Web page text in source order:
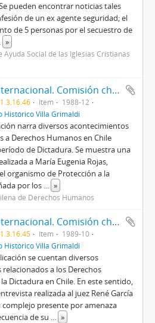
pueden encontrar noticias tales
de un ex agente seguridad; el
de 5 personas por el secuestro de
»
Ayuda Social de las Iglesias Cristianas
Boletín Internacional. Comisión chilena de derechos humanos.
Item
1988-12
Histórico Villa Grimaldi
narra diversos acontecimientos
a Derechos Humanos en Chile
de Dictadura. Se muestra una
a María Eugenia Rojas,
organismo de Protección a la
por los ... »
de Derechos Humanos
Boletín Internacional. Comisión chilena de derechos humanos.
Item
1989-10
Histórico Villa Grimaldi
se cuentan diversos
relacionados a los Derechos
Dictadura en Chile. En este sentido,
realizada al juez René García
complejo presente por amenaza
de su ... »